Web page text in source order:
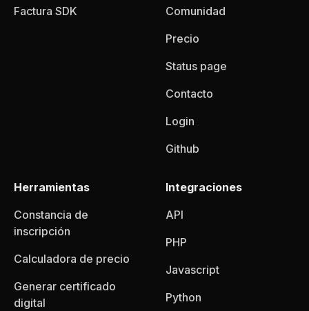
Factura SDK
Comunidad
Precio
Status page
Contacto
Login
Github
Herramientas
Constancia de
inscripción
Calculadora de precio
Generar certificado
digital
Integraciones
API
PHP
Javascript
Python